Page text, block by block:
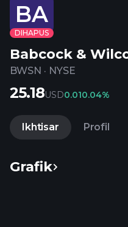
BA
DIHAPUS
Babcock &
BWSN · NYSE
25.18USD0.010.04%
Ikhtisar Profil
Grafik